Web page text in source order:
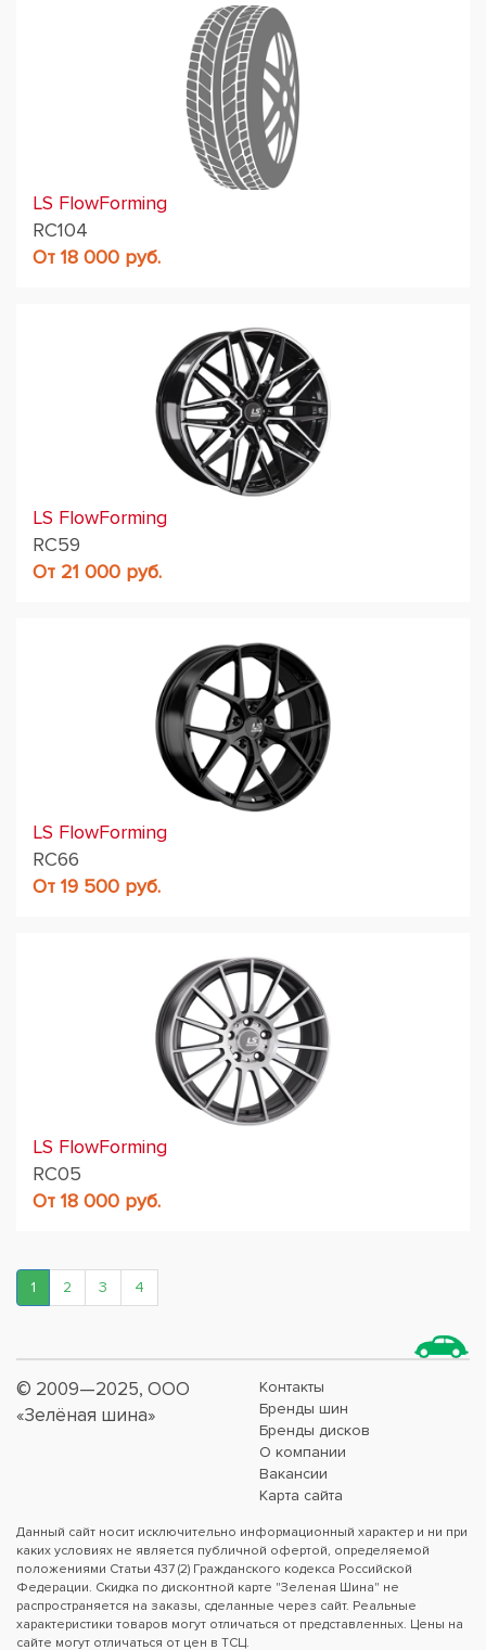
LS FlowForming
RC104
От 18 000 руб.
LS FlowForming
RC59
От 21 000 руб.
LS FlowForming
RC66
От 19 500 руб.
LS FlowForming
RC05
От 18 000 руб.
1 2 3 4
© 2009—2025, ООО
«Зелёная шина»
Контакты
Бренды шин
Бренды дисков
О компании
Вакансии
Карта сайта
Данный сайт носит исключительно информационный характер и ни при
каких условиях не является публичной офертой, определяемой
положениями Статьи 437 (2) Гражданского кодекса Российской
Федерации. Скидка по дисконтной карте "Зеленая Шина" не
распространяется на заказы, сделанные через сайт. Реальные
характеристики товаров могут отличаться от представленных. Цены на